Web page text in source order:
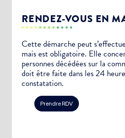
RENDEZ-VOUS EN
Cette démarche peut
mais est obligatoire. Elle
personnes décédées sur la
doit être faite dans les 24
constatation.